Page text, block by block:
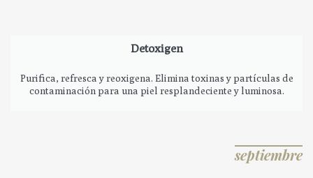
Detoxigen
Purifica, refresca y reoxigena. Elimina toxinas y partículas de
contaminación para una piel resplandeciente y luminosa.
septiembre